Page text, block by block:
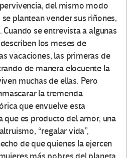
del mismo modo
plantean vender sus riñones,
Cuando se entrevista a algunas
los meses de
vacaciones, las primeras de
de manera elocuente la
muchas de ellas. Pero
la tremenda
que envuelve esta
que es producto del amor, una
“regalar vida”,
de que quienes la ejercen